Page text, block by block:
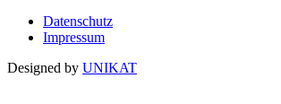
Datenschutz
Impressum
Designed by UNIKAT